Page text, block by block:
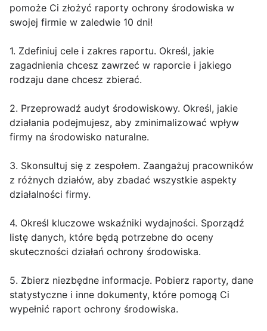
pomoże Ci złożyć raporty ochrony środowiska w
swojej firmie w zaledwie 10 dni!
1. Zdefiniuj cele i zakres raportu. Określ, jakie
zagadnienia chcesz zawrzeć w raporcie i jakiego
rodzaju dane chcesz zbierać.
2. Przeprowadź audyt środowiskowy. Określ, jakie
działania podejmujesz, aby zminimalizować wpływ
firmy na środowisko naturalne.
3. Skonsultuj się z zespołem. Zaangażuj pracowników
z różnych działów, aby zbadać wszystkie aspekty
działalności firmy.
4. Określ kluczowe wskaźniki wydajności. Sporządź
listę danych, które będą potrzebne do oceny
skuteczności działań ochrony środowiska.
5. Zbierz niezbędne informacje. Pobierz raporty, dane
statystyczne i inne dokumenty, które pomogą Ci
wypełnić raport ochrony środowiska.